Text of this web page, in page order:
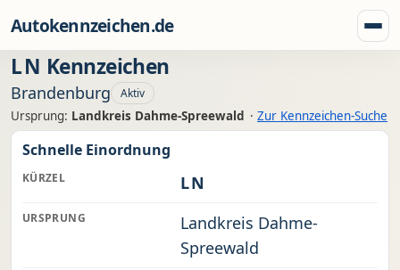
Autokennzeichen.de
LN Kennzeichen
Brandenburg Aktiv
Ursprung: Landkreis Dahme-Spreewald · Zur Kennzeichen-Suche
Schnelle Einordnung
KÜRZEL LN
URSPRUNG
Landkreis Dahme-
Spreewald